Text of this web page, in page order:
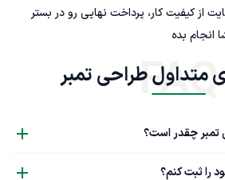
از کیفیت کار، پرداخت نهایی رو در بستر
انجام بده
FAQ
تمبر چقدر است؟
را ثبت کنم؟